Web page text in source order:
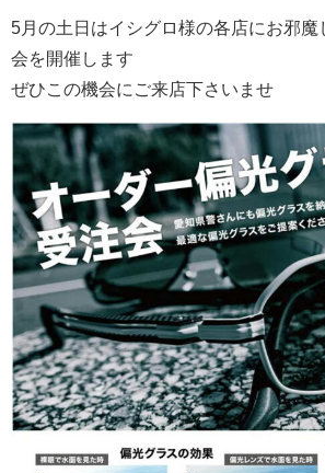
5月の土日はイシグロ様の各店にお邪魔
会を開催します
ぜひこの機会にご来店下さいませ